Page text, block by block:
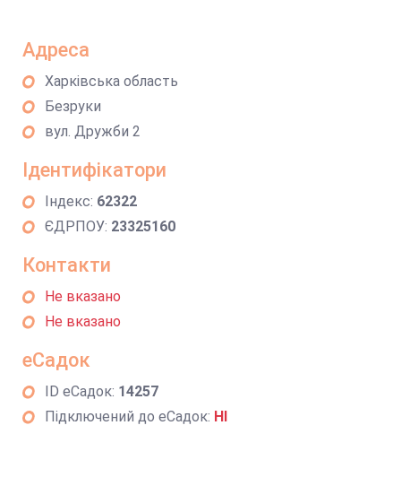
Адреса
Харківська область
Безруки
вул. Дружби 2
Ідентифікатори
Індекс: 62322
ЄДРПОУ: 23325160
Контакти
Не вказано
Не вказано
еСадок
ID еСадок: 14257
Підключений до еСадок: НІ